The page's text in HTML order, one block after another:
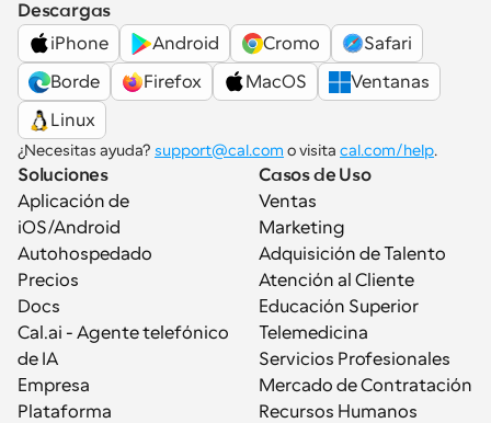
Descargas
iPhone
Android Cromo
Safari
Borde
Firefox MacOS
Ventanas
Linux
¿Necesitas ayuda? support@cal.com o visita cal.com/help.
Soluciones
Aplicación de
iOS/Android
Autohospedado
Precios
Docs
Cal.ai - Agente telefónico
de IA
Empresa
Plataforma
Casos de Uso
Ventas
Marketing
Adquisición de Talento
Atención al Cliente
Educación Superior
Telemedicina
Servicios Profesionales
Mercado de Contratación
Recursos Humanos